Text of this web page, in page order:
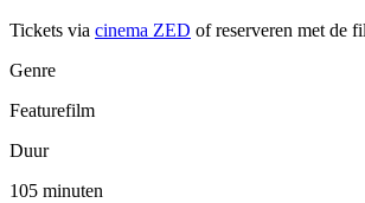
Tickets via cinema ZED of reserveren met de
Genre
Featurefilm
Duur
105 minuten